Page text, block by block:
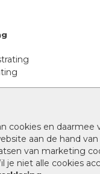
cookies en daarmee
aan de hand
van marketing
niet alle cookies